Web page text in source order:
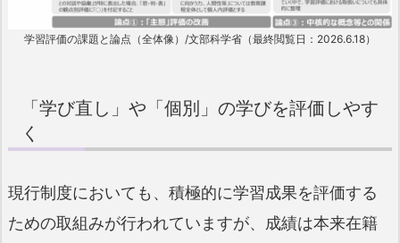
学習評価の課題と論点（全体像）/文部科学省（最終閲覧日：2026.6.18）
「学び直し」や「個別」の学びを評価しやす
く
現行制度においても、積極的に学習成果を評価する
ための取組みが行われていますが、成績は本来在籍